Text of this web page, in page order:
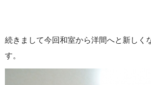
続きまして今回和室から洋間へと新しく
す。